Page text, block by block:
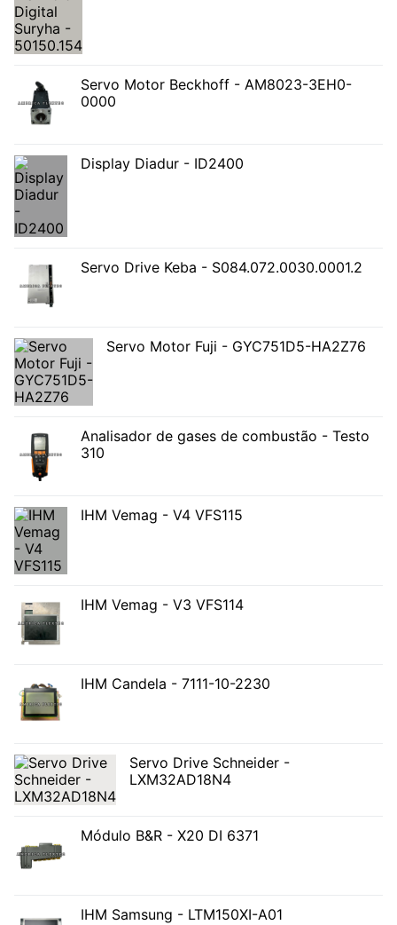
Servo Motor Beckhoff - AM8023-3EH0-
0000
Display Diadur - ID2400
Servo Drive Keba - S084.072.0030.0001.2
Servo Motor Fuji - GYC751D5-HA2Z76
Analisador de gases de combustão - Testo
310
IHM Vemag - V4 VFS115
IHM Vemag - V3 VFS114
IHM Candela - 7111-10-2230
Servo Drive Schneider -
LXM32AD18N4
Módulo B&R - X20 DI 6371
IHM Samsung - LTM150XI-A01